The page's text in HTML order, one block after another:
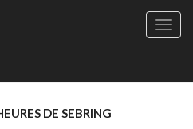
Site
DE SEBRING